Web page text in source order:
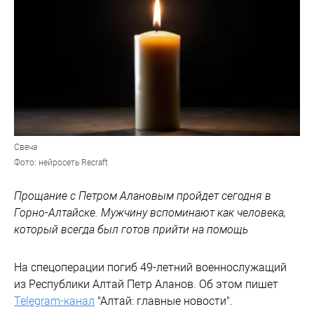
Свеча
Фото: нейросеть Recraft
Прощание с Петром Алановым пройдет сегодня в
Горно-Алтайске. Мужчину вспоминают как человека,
который всегда был готов прийти на помощь
На спецоперации погиб 49-летний военнослужащий
из Республики Алтай Петр Аланов. Об этом пишет
Telegram-канал "Алтай: главные новости".